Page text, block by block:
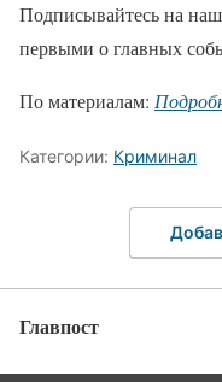
Подписывайтесь на
первыми о главных
По материалам:
Категории: Криминал
Главпост